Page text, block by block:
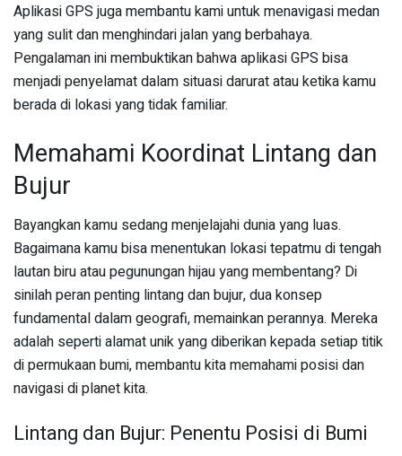
Aplikasi GPS juga membantu kami untuk menavigasi medan
yang sulit dan menghindari jalan yang berbahaya.
Pengalaman ini membuktikan bahwa aplikasi GPS bisa
menjadi penyelamat dalam situasi darurat atau ketika kamu
berada di lokasi yang tidak familiar.
Memahami Koordinat Lintang dan
Bujur
Bayangkan kamu sedang menjelajahi dunia yang luas.
Bagaimana kamu bisa menentukan lokasi tepatmu di tengah
lautan biru atau pegunungan hijau yang membentang? Di
sinilah peran penting lintang dan bujur, dua konsep
fundamental dalam geografi, memainkan perannya. Mereka
adalah seperti alamat unik yang diberikan kepada setiap titik
di permukaan bumi, membantu kita memahami posisi dan
navigasi di planet kita.
Lintang dan Bujur: Penentu Posisi di Bumi